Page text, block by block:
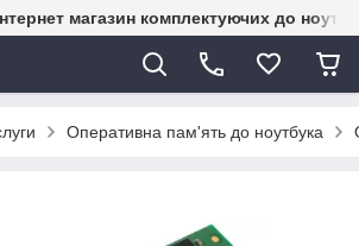
магазин комплектуючих до
Оперативна пам'ять до ноутбука